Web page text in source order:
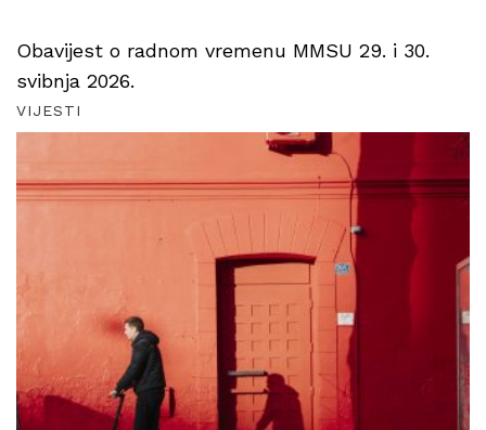
Obavijest o radnom vremenu MMSU 29. i 30.
svibnja 2026.
VIJESTI